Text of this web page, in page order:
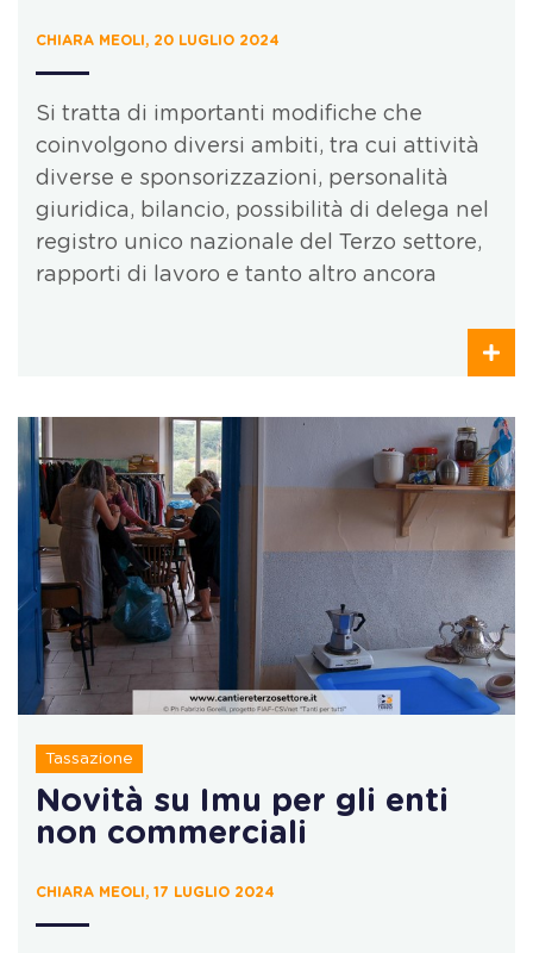
CHIARA MEOLI, 20 LUGLIO 2024
Si tratta di importanti modifiche che
coinvolgono diversi ambiti, tra cui attività
diverse e sponsorizzazioni, personalità
giuridica, bilancio, possibilità di delega nel
registro unico nazionale del Terzo settore,
rapporti di lavoro e tanto altro ancora
Tassazione
Novità su Imu per gli enti
non commerciali
CHIARA MEOLI, 17 LUGLIO 2024